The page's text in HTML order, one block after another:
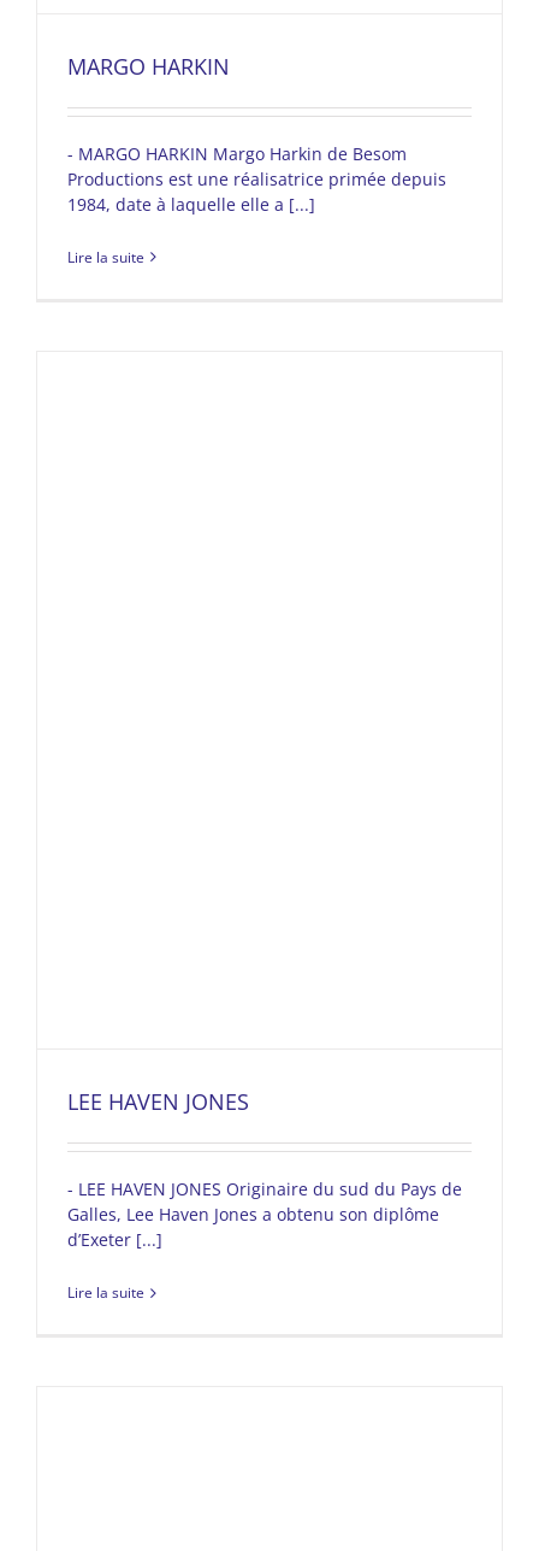
MARGO HARKIN
- MARGO HARKIN Margo Harkin de Besom
Productions est une réalisatrice primée depuis
1984, date à laquelle elle a [...]
Lire la suite
LEE HAVEN JONES
- LEE HAVEN JONES Originaire du sud du Pays de
Galles, Lee Haven Jones a obtenu son diplôme
d’Exeter [...]
Lire la suite